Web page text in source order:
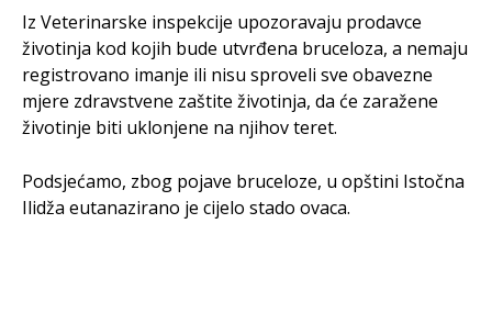
Iz Veterinarske inspekcije upozoravaju prodavce
životinja kod kojih bude utvrđena bruceloza, a nemaju
registrovano imanje ili nisu sproveli sve obavezne
mjere zdravstvene zaštite životinja, da će zaražene
životinje biti uklonjene na njihov teret.
Podsjećamo, zbog pojave bruceloze, u opštini Istočna
Ilidža eutanazirano je cijelo stado ovaca.